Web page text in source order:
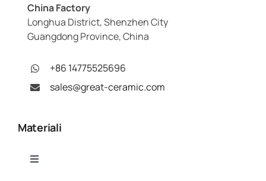
China Factory
Longhua District, Shenzhen City
Guangdong Province, China
+86 14775525696
sales@great-ceramic.com
Materiali
Toggle